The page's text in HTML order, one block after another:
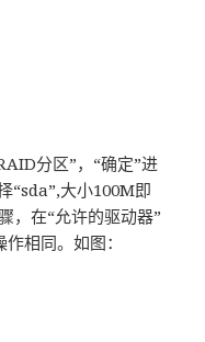
分区”，“确定”进
“sda”,大小100M即
，在“允许的驱动器”
相同。如图：